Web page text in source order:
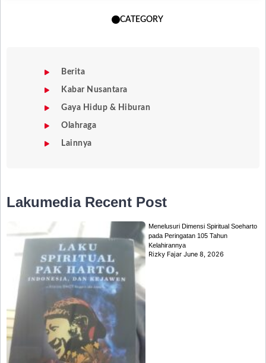
CATEGORY
Berita
Kabar Nusantara
Gaya Hidup & Hiburan
Olahraga
Lainnya
Lakumedia Recent Post
Menelusuri Dimensi Spiritual Soeharto
pada Peringatan 105 Tahun
Kelahirannya
Rizky FajarJune 8, 2026